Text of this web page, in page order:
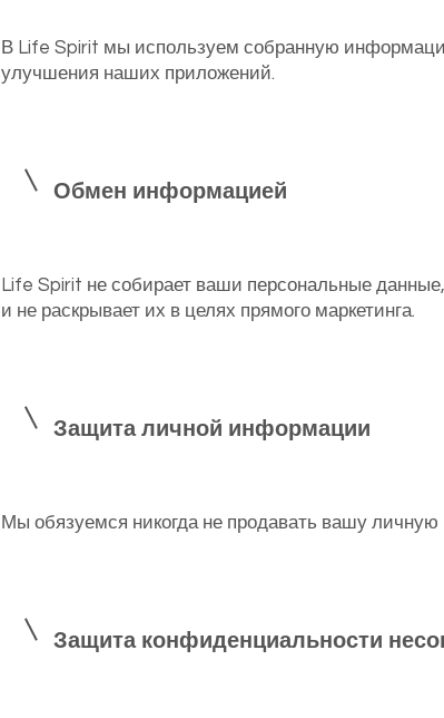
В Life Spirit мы используем собранную
улучшения наших приложений.
Обмен информацией
Life Spirit не собирает ваши персональные
и не раскрывает их в целях прямого маркетинга.
Защита личной информации
Мы обязуемся никогда не продавать вашу
Защита конфиденциальности